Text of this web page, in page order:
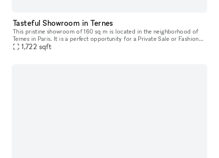
Tasteful Showroom in Ternes
This pristine showroom of 160 sq m is located in the neighborhood of
Ternes in Paris. It is a perfect opportunity for a Private Sale or Fashion
Showroom. This showroom is stylish and made to impress
1,722 sqft